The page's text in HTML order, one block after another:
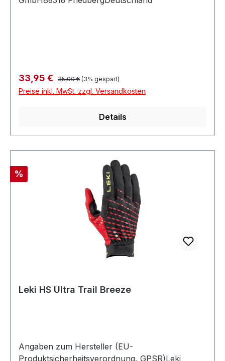
Verkaufspreis:
33,95 € Regulärer Preis:
35,00 € (3% gespart)
Preise inkl. MwSt. zzgl. Versandkosten
Details
Rabatt
%
Leki HS Ultra Trail Breeze
Angaben zum Hersteller (EU-
Produktsicherheitsverordnung, GPSR)Leki